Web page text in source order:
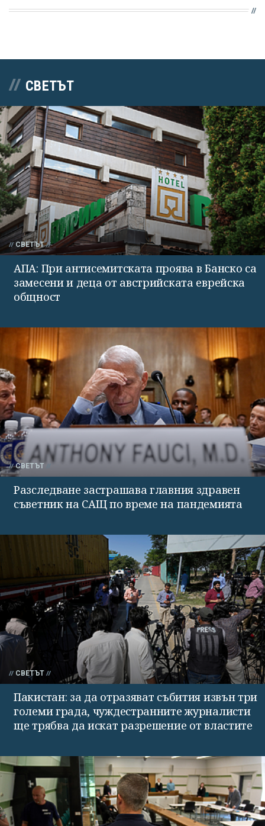
СВЕТЪТ
СВЕТЪТ
АПА: При антисемитската проява в Банско са
замесени и деца от австрийската еврейска
общност
СВЕТЪТ
Разследване застрашава главния здравен
съветник на САЩ по време на пандемията
СВЕТЪТ
Пакистан: за да отразяват събития извън три
големи града, чуждестранните журналисти
ще трябва да искат разрешение от властите